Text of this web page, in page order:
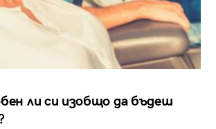
ли си изобщо да бъдеш